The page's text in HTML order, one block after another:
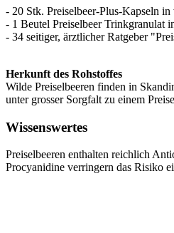
- 20 Stk. Preiselbeer-Plus-Kapseln
- 1 Beutel Preiselbeer Trinkgranulat
- 34 seitiger, ärztlicher Ratgeber
Herkunft des Rohstoffes
Wilde Preiselbeeren finden in
unter grosser Sorgfalt zu einem
Wissenswertes
Preiselbeeren enthalten reichlich
Procyanidine verringern das Risiko